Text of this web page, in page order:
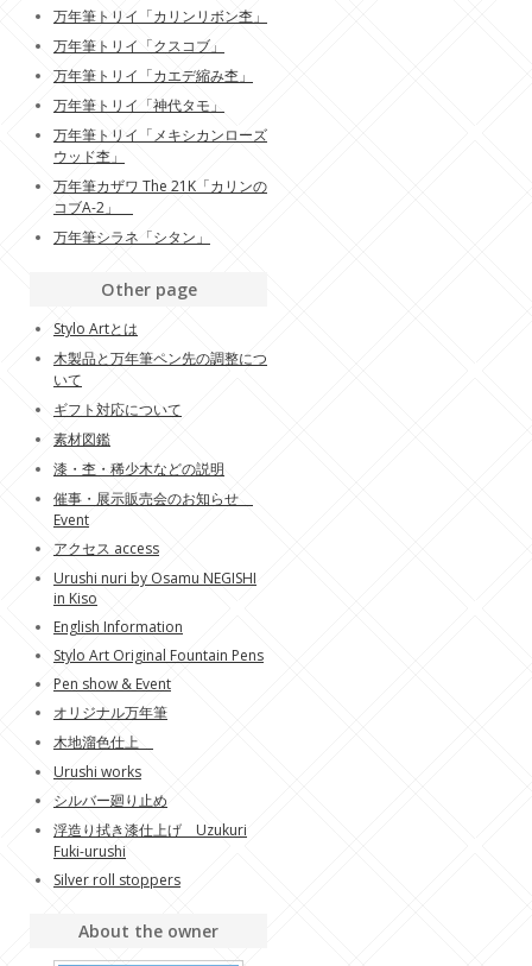
万年筆トリイ「カリンリボン杢」
万年筆トリイ「クスコブ」
万年筆トリイ「カエデ縮み杢」
万年筆トリイ「神代タモ」
万年筆トリイ「メキシカンローズ
ウッド杢」
万年筆カザワ The 21K「カリンの
コブA-2」
万年筆シラネ「シタン」
Other page
Stylo Artとは
木製品と万年筆ペン先の調整につ
いて
ギフト対応について
素材図鑑
漆・杢・稀少木などの説明
催事・展示販売会のお知らせ
Event
アクセス access
Urushi nuri by Osamu NEGISHI
in Kiso
English Information
Stylo Art Original Fountain Pens
Pen show & Event
オリジナル万年筆
木地溜色仕上
Urushi works
シルバー廻り止め
浮造り拭き漆仕上げ Uzukuri
Fuki-urushi
Silver roll stoppers
About the owner